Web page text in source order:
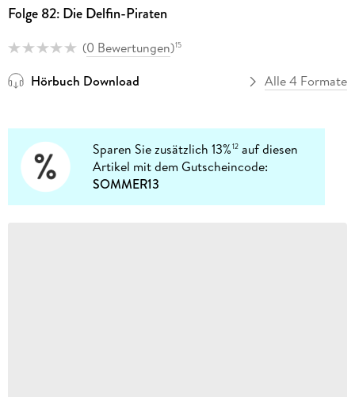
Folge 82: Die Delfin-Piraten
(0 Bewertungen)15
Hörbuch Download Alle 4 Formate
Sparen Sie zusätzlich 13%12 auf diesen
Artikel mit dem Gutscheincode:
SOMMER13